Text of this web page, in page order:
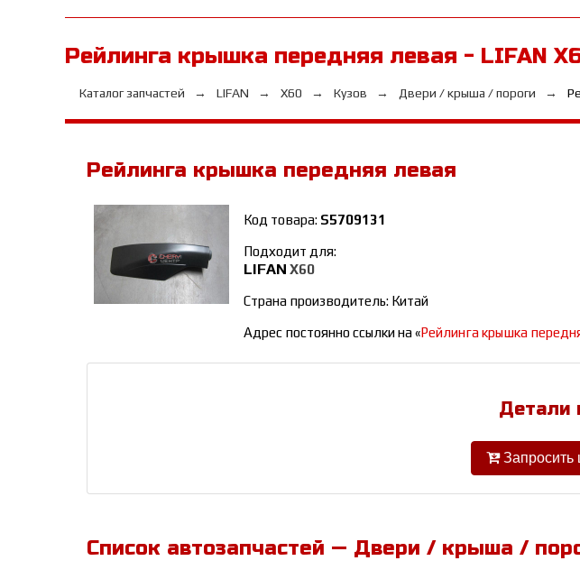
Рейлинга крышка передняя левая - LIFAN
Каталог запчастей LIFAN Х60 Кузов Двери / крыша / пороги
Рейлинга крышка передняя левая
Код товара: S5709131
Подходит для:
LIFAN Х60
Страна производитель: Китай
Адрес постоянно ссылки на «Рейлинга крышка
Детали
Запросить
Список автозапчастей — Двери / крыша /